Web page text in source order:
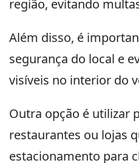
região, evitando
Além disso, é
segurança do local e
visíveis no interior do
Outra opção é utilizar
restaurantes ou lojas
estacionamento para